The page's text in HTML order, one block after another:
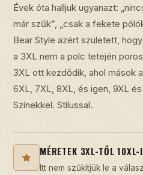
Évek óta halljuk ugyanazt:
már szűk”, „csak a fekete
Bear Style azért született,
a 3XL nem a polc tetején
3XL ott kezdődik, ahol mások
6XL, 7XL, 8XL, és igen, 9XL és
Színekkel. Stílussal.
MÉRETEK 3XL-TŐL 10XL-
Itt nem szűkítjük le a